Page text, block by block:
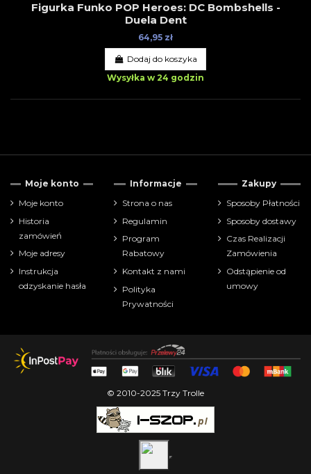
Figurka Funko POP Heroes: DC Bombshells -
Duela Dent
64,95 zł
Dodaj do koszyka
Wysyłka w 24 godzin
Cena
zł
Funko POP
Moje konto
Moje konto
Historia
zamówień
Moje adresy
Instrukcja
odzyskanie hasła
Informacje
Strona o nas
Regulamin
Program
Rabatowy
Kontakt z nami
Polityka
Prywatności
Zakupy
Sposoby Płatności
Sposoby dostawy
Czas Realizacji
Zamówienia
Odstąpienie od
umowy
© 2010-2025 Trzy Trolle